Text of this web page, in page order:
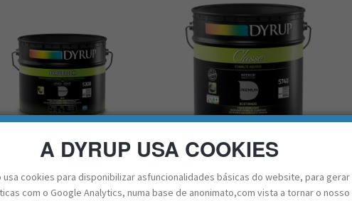
A DYRUP USA COOKIES
usa cookies para disponibilizar asfuncionalidades básicas do website, para gerar
com o Google Analytics, numa base de anonimato,com vista a tornar o nosso